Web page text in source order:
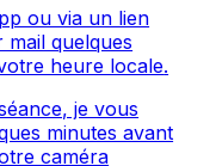
ou via un lien
quelques
heure locale.
je vous
minutes avant
caméra